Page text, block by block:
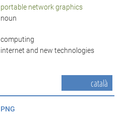
portable network graphics
noun
computing
internet and new technologies
català
PNG